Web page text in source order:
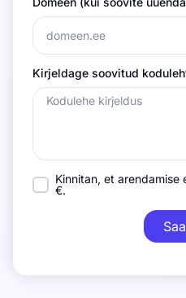
Kirjeldage soovitud
Kinnitan, et arendamise
€.